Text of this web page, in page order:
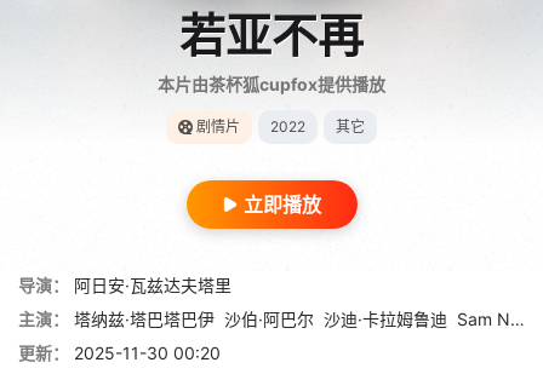
若亚不再
本片由茶杯狐cupfox提供播放
剧情片 2022 其它
立即播放
导演：
阿日安·瓦兹达夫塔里
主演：
塔纳兹·塔巴塔巴伊 沙伯·阿巴尔 沙迪·卡拉姆鲁迪 Sam Nakhai
更新：
2025-11-30 00:20